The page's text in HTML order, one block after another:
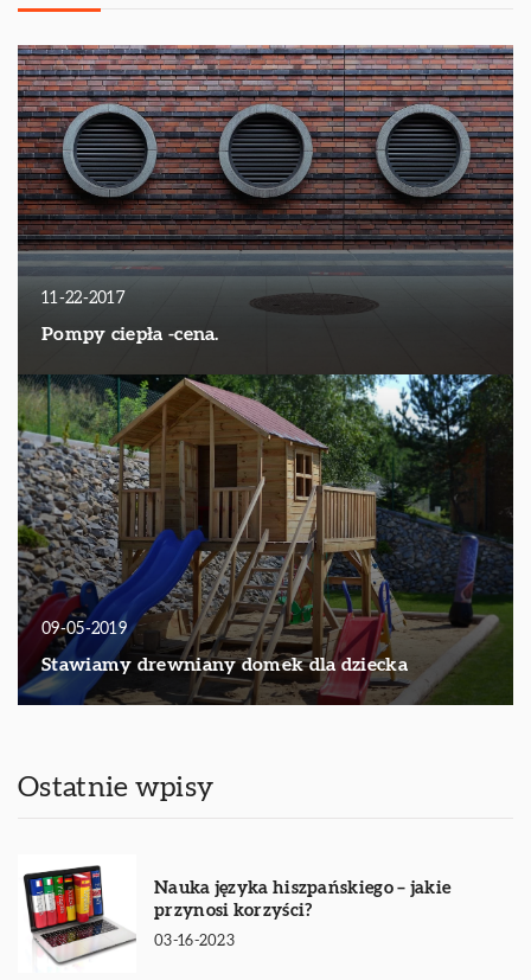
11-22-2017
Pompy ciepła -cena.
09-05-2019
Stawiamy drewniany domek dla dziecka
Ostatnie wpisy
Nauka języka hiszpańskiego – jakie
przynosi korzyści?
03-16-2023